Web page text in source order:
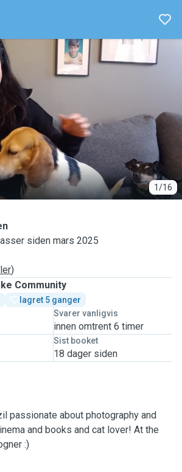
1/16
siden mars 2025
)
Community
lagret 5 ganger
Svarer vanligvis
innen omtrent 6 timer
Sist booket
18 dager siden
passionate about photography and
and books and cat lover! At the
:)